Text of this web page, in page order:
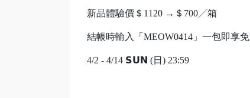
新品體驗價＄1120 →＄700╱箱
結帳時輸入「MEOW0414」一包即享
4/2 - 4/14 𝗦𝗨𝗡 (日) 23:59